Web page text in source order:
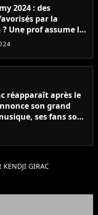
2024 : des
par la
Une prof assume les
"C'est comme ça,
réapparaît après le
son grand
ses fans sont
KENDJI GIRAC